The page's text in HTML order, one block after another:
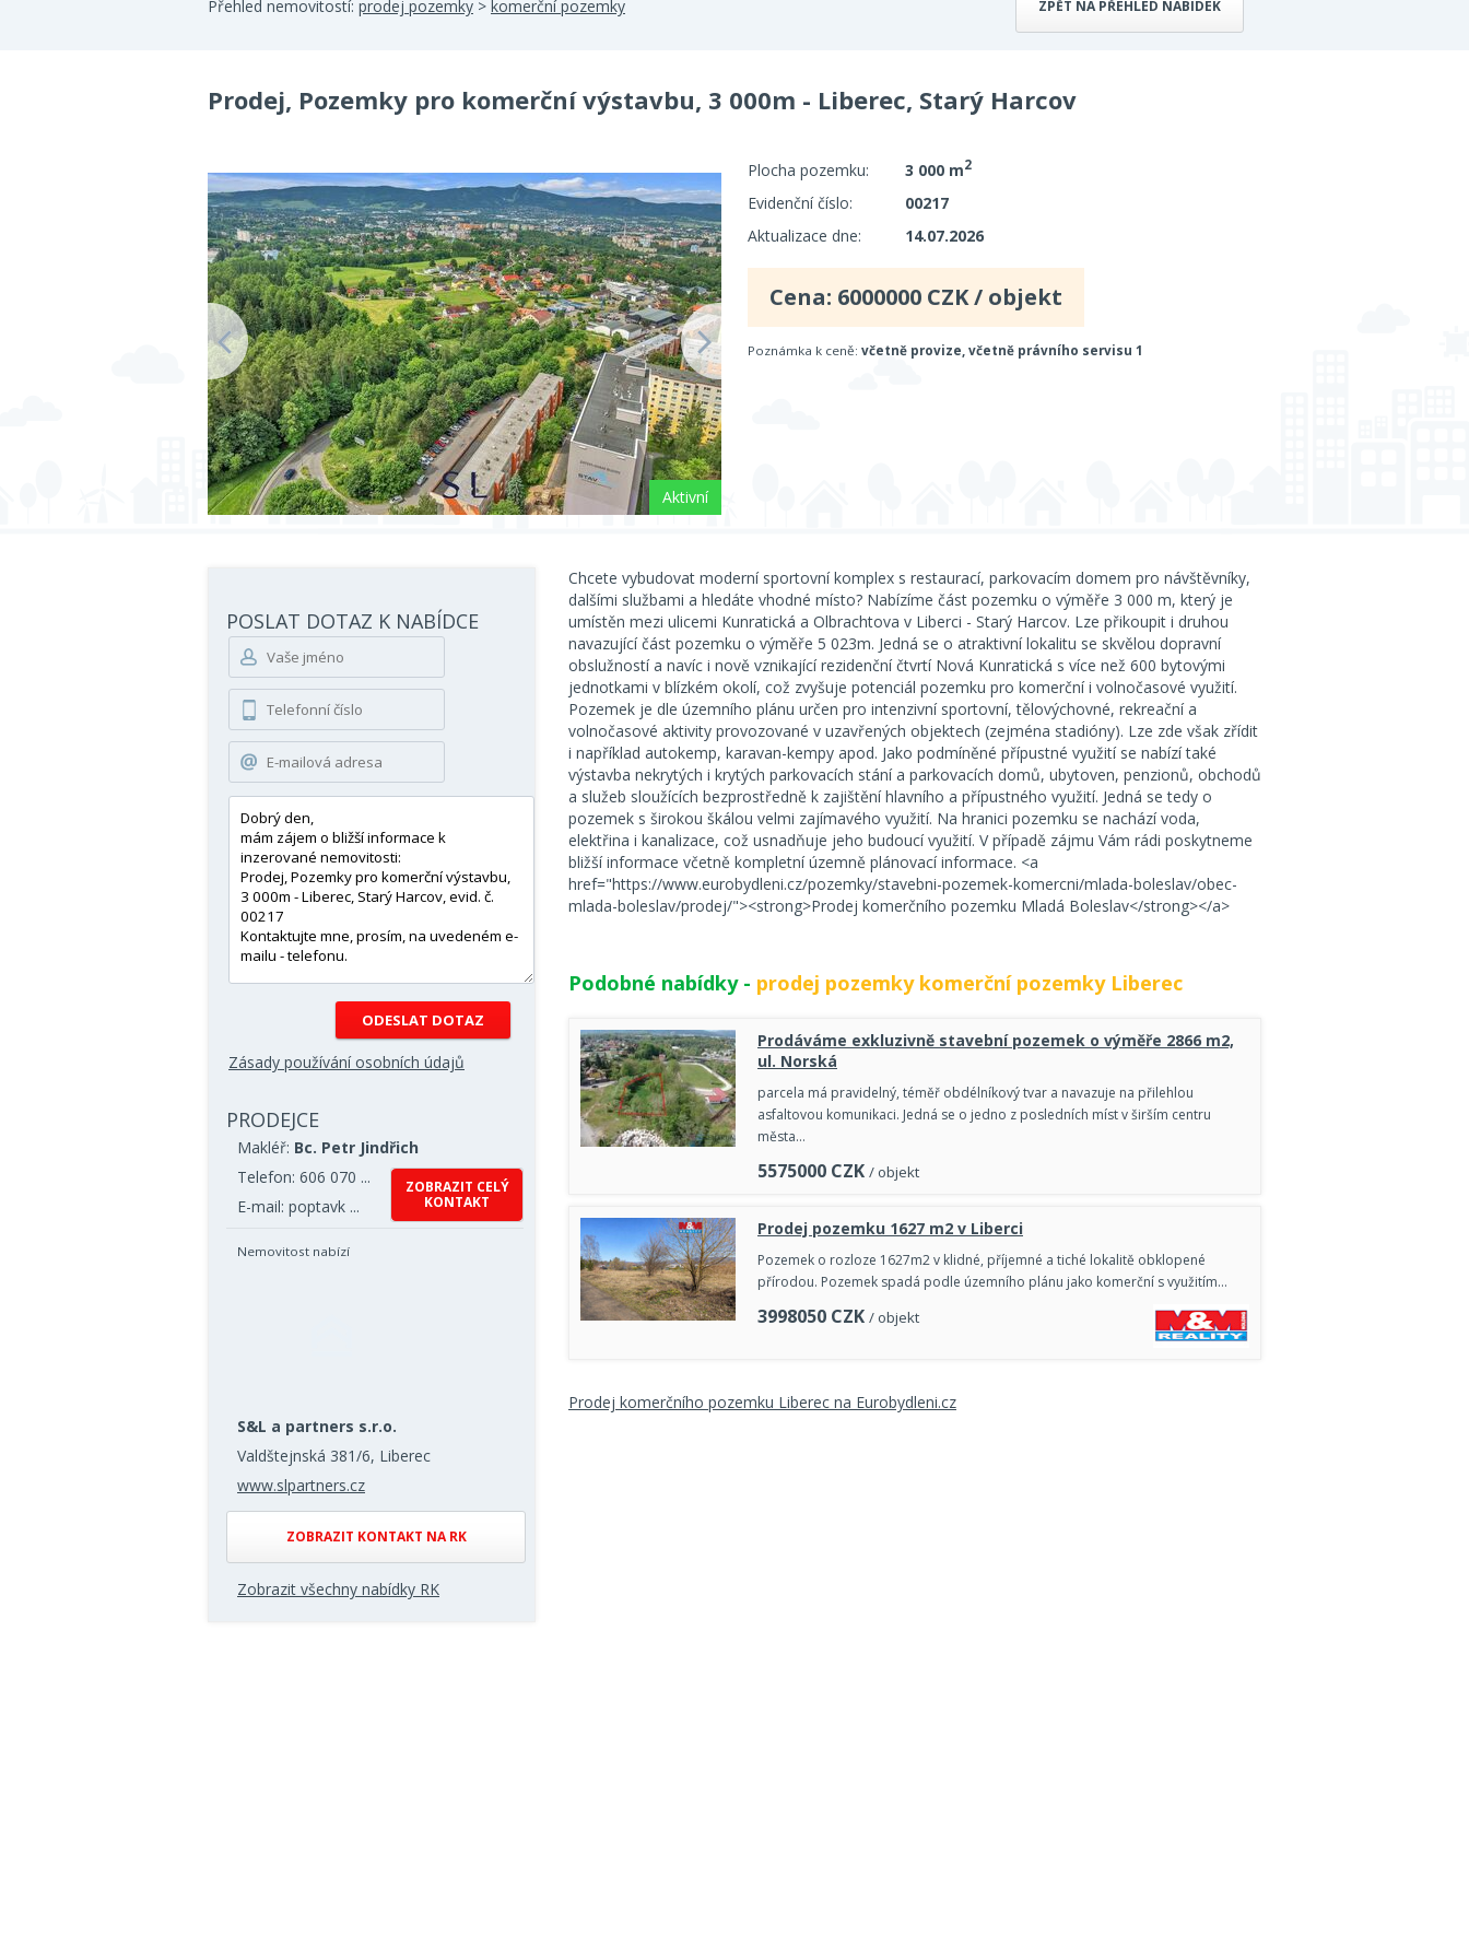
Přehled nemovitostí: prodej pozemky > komerční pozemky ZPĚT NA PŘEHLED NABÍDEK
Prodej, Pozemky pro komerční výstavbu, 3 000m - Liberec, Starý Harcov
Aktivní
Plocha pozemku: 3 000 m2
Evidenční číslo:
00217
Aktualizace dne:
14.07.2026
Cena: 6000000 CZK / objekt
Poznámka k ceně: včetně provize, včetně právního servisu 1
POSLAT DOTAZ K NABÍDCE
Zásady používání osobních údajů
PRODEJCE
Makléř: Bc. Petr Jindřich
Telefon: 606 070 ...
E-mail: poptavk ...
ZOBRAZIT CELÝ
KONTAKT
Nemovitost nabízí
S&L a partners s.r.o.
Valdštejnská 381/6, Liberec
www.slpartners.cz
ZOBRAZIT KONTAKT NA RK
Zobrazit všechny nabídky RK
Chcete vybudovat moderní sportovní komplex s restaurací, parkovacím domem pro návštěvníky,
dalšími službami a hledáte vhodné místo? Nabízíme část pozemku o výměře 3 000 m, který je
umístěn mezi ulicemi Kunratická a Olbrachtova v Liberci - Starý Harcov. Lze přikoupit i druhou
navazující část pozemku o výměře 5 023m. Jedná se o atraktivní lokalitu se skvělou dopravní
obslužností a navíc i nově vznikající rezidenční čtvrtí Nová Kunratická s více než 600 bytovými
jednotkami v blízkém okolí, což zvyšuje potenciál pozemku pro komerční i volnočasové využití.
Pozemek je dle územního plánu určen pro intenzivní sportovní, tělovýchovné, rekreační a
volnočasové aktivity provozované v uzavřených objektech (zejména stadióny). Lze zde však zřídit
i například autokemp, karavan-kempy apod. Jako podmíněné přípustné využití se nabízí také
výstavba nekrytých i krytých parkovacích stání a parkovacích domů, ubytoven, penzionů, obchodů
a služeb sloužících bezprostředně k zajištění hlavního a přípustného využití. Jedná se tedy o
pozemek s širokou škálou velmi zajímavého využití. Na hranici pozemku se nachází voda,
elektřina i kanalizace, což usnadňuje jeho budoucí využití. V případě zájmu Vám rádi poskytneme
bližší informace včetně kompletní územně plánovací informace. <a
href="https://www.eurobydleni.cz/pozemky/stavebni-pozemek-komercni/mlada-boleslav/obec-
mlada-boleslav/prodej/"><strong>Prodej komerčního pozemku Mladá Boleslav</strong></a>
Podobné nabídky - prodej pozemky komerční pozemky Liberec
Prodáváme exkluzivně stavební pozemek o výměře 2866 m2,
ul. Norská
parcela má pravidelný, téměř obdélníkový tvar a navazuje na přilehlou
asfaltovou komunikaci. Jedná se o jedno z posledních míst v širším centru
města…
5575000 CZK / objekt
Prodej pozemku 1627 m2 v Liberci
Pozemek o rozloze 1627m2 v klidné, příjemné a tiché lokalitě obklopené
přírodou. Pozemek spadá podle územního plánu jako komerční s využitím…
3998050 CZK / objekt
Prodej komerčního pozemku Liberec na Eurobydleni.cz